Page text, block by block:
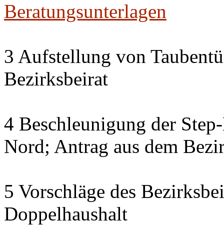
Beratungsunterlagen
3 Aufstellung von
Bezirksbeirat
4 Beschleunigung der
Nord; Antrag aus dem
5 Vorschläge des
Doppelhaushalt